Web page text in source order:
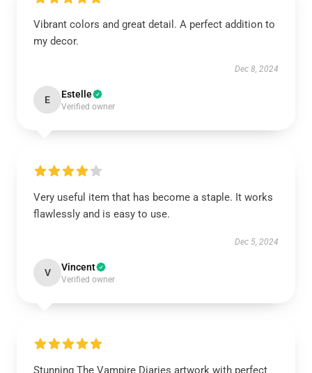
Vibrant colors and great detail. A perfect addition to
my decor.
Dec 8, 2024
E Estelle
Verified owner
Very useful item that has become a staple. It works
flawlessly and is easy to use.
Dec 5, 2024
V Vincent
Verified owner
Stunning The Vampire Diaries artwork with perfect